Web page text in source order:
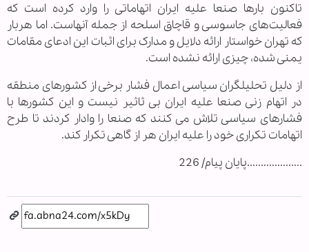
تاکنون بارها صنعا علیه ایران اتهاماتی را وارد کرده است که
فعالیت‌های جاسوسی و قاچاق اسلحه از جمله آنهاست. اما هربار
که تهران خواستار ارائه دلایل و مدارک برای اثبات این ادعای مقامات
یمنی شده، چیزی ارائه نشده است.
از دلیل تحلیلگران سیاسی اعمال فشار برخی از کشورهای منطقه
در اتهام زنی صنعا علیه ایران بی ثاثیر نیست و این کشورها با
فشارهای سیاسی تلاش می کنند که صنعا را وادار کردند تا طرح
اتهامات تکراری خود را علیه ایران هر از گاهی تکرار کند.
....................پايان پيام/ 226